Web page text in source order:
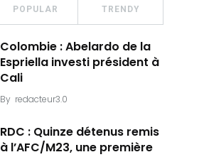
POPULAR TRENDY
Colombie : Abelardo de la
Espriella investi président à
Cali
By redacteur3.0
RDC : Quinze détenus remis
à l’AFC/M23, une première